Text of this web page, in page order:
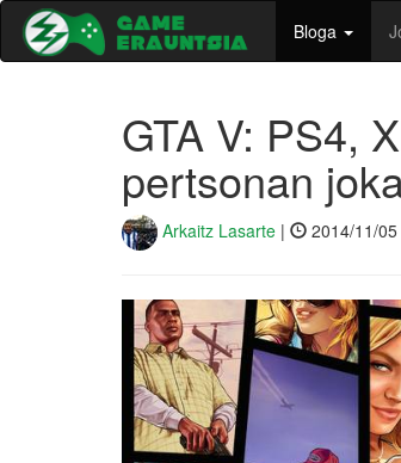
Bloga
GTA V: PS4,
pertsonan
Arkaitz Lasarte | 2014/11/